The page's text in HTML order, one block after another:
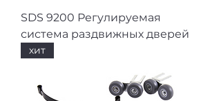
SDS 9200 Регулируемая
система раздвижных дверей
хит